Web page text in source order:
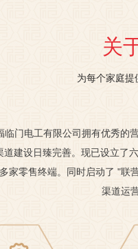
关
为每个家庭提
临门电工有限公司拥有优秀的
道建设日臻完善。现已设立了
家零售终端。同时启动了 "联
渠道运